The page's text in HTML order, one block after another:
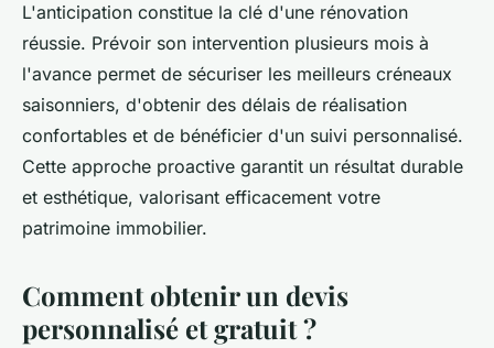
L'anticipation constitue la clé d'une rénovation
réussie. Prévoir son intervention plusieurs mois à
l'avance permet de sécuriser les meilleurs créneaux
saisonniers, d'obtenir des délais de réalisation
confortables et de bénéficier d'un suivi personnalisé.
Cette approche proactive garantit un résultat durable
et esthétique, valorisant efficacement votre
patrimoine immobilier.
Comment obtenir un devis
personnalisé et gratuit ?